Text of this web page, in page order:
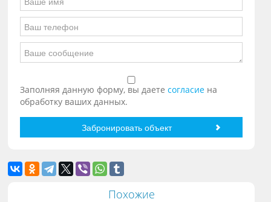
Заполняя данную форму, вы даетесогласие на
обработку ваших данных.
Похожие